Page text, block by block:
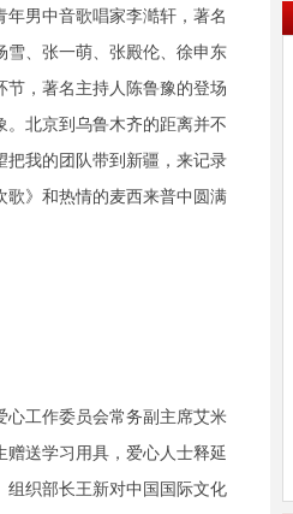
男中音歌唱家李澔轩，著名
雪、张一萌、张殿伦、徐申东
，著名主持人陈鲁豫的登场
北京到乌鲁木齐的距离并不
把我的团队带到新疆，来记录
歌》和热情的麦西来普中圆满
心工作委员会常务副主席艾米
送学习用具，爱心人士释延
组织部长王新对中国国际文化